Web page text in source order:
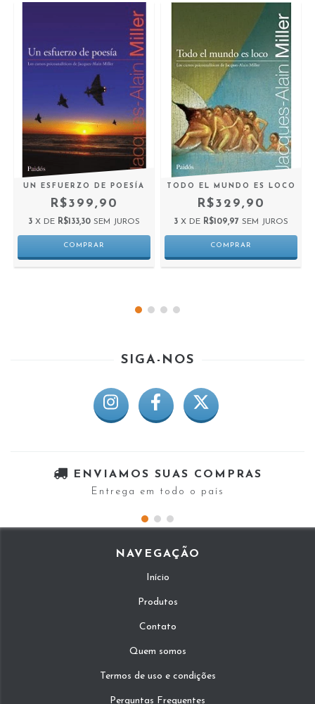
UN ESFUERZO DE POESÍA
R$399,90
3 X DE R$133,30 SEM JUROS
TODO EL MUNDO ES LOCO
R$329,90
3 X DE R$109,97 SEM JUROS
SIGA-NOS
ENVIAMOS SUAS COMPRAS
Entrega em todo o país
NAVEGAÇÃO
Início
Produtos
Contato
Quem somos
Termos de uso e condições
Perguntas Frequentes